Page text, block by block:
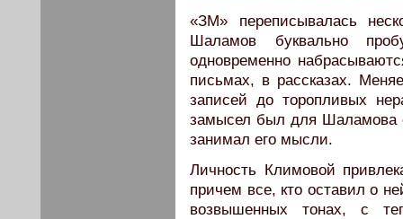
«ЗМ» переписывалась
Шаламов буквально
одновременно
письмах, в рассказах.
записей до торопливых
замысел был для Шаламова
занимал его мысли.
Личность Климовой
причем все, кто оставил о
возвышенных тонах, с